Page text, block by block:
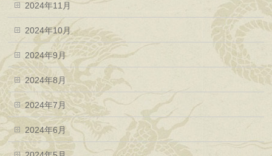
2024年11月
2024年10月
2024年9月
2024年8月
2024年7月
2024年6月